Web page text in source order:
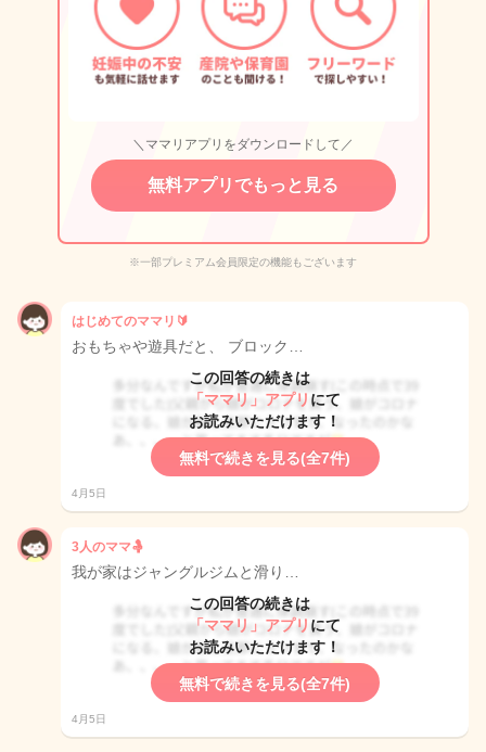
＼ママリアプリをダウンロードして／
無料アプリでもっと見る
※一部プレミアム会員限定の機能もございます
はじめてのママリ🔰
おもちゃや遊具だと、 ブロック…
この回答の続きは
「ママリ」アプリ にて
お読みいただけます！
無料で続きを見る(全7件)
4月5日
3人のママ🤱
我が家はジャングルジムと滑り…
この回答の続きは
「ママリ」アプリ にて
お読みいただけます！
無料で続きを見る(全7件)
4月5日